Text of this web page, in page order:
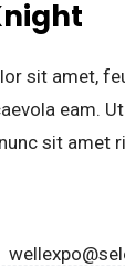
sit amet,
eam.
sit amet